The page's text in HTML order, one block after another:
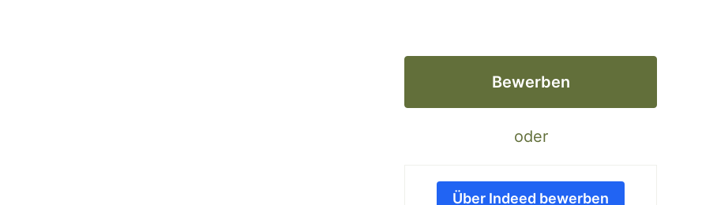
Bewerben
oder
Über Indeed bewerben